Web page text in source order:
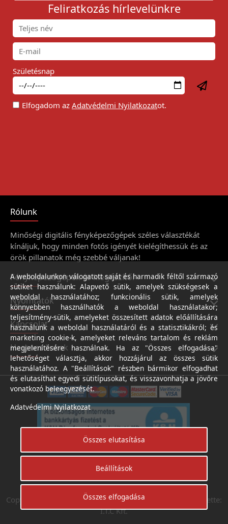
Feliratkozás hírlevelünkre
Születésnap
Elfogadom az Adatvédelmi Nyilatkozatot.
Rólunk
Minőségi digitális fényképezőgépek széles választékát
kínáljuk, hogy minden fotós igényét kielégíthessük és az
örök pillanatok még szebbé váljanak!
Fényképezőgépek és kiegészítői
Nyomtatók
Kapcsolat
Hasznos linkek
Árukereső.hu
Copyright © Digifotoshop - Axico-Digital Kft. 2024. Készítette:
I.T.C Kft.
A weboldalunkon válogatott saját és harmadik féltől származó
sütiket használunk: Alapvető sütik, amelyek szükségesek a
weboldal használatához; funkcionális sütik, amelyek
könnyebben használhatók a weboldal használatakor;
teljesítmény-sütik, amelyeket összesített adatok előállítására
használunk a weboldal használatáról és a statisztikákról; és
marketing cookie-k, amelyeket releváns tartalom és reklám
megjelenítésére használnak. Ha az "Összes elfogadása"
lehetőséget választja, akkor hozzájárul az összes sütik
használatához. A "Beállítások" részben bármikor elfogadhat
és elutasíthat egyedi sütitípusokat, és visszavonhatja a jövőre
vonatkozó beleegyezését.
Adatvédelmi Nyilatkozat
Összes elutasítása
Beállítások
Összes elfogadása